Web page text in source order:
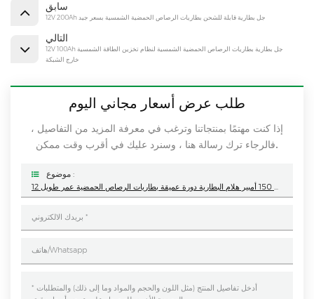
سابق
12V 200Ah جل بطارية قابلة للشحن بطاريات الرصاص الحمضية الشمسية بسعر جيد
التالي
12V 100Ah جل بطارية بطاريات الرصاص الحمضية الشمسية لنظام تخزين الطاقة الشمسية
خارج الشبكة
طلب عرض أسعار مجاني اليوم
إذا كنت مهتمًا بمنتجاتنا وترغب في معرفة المزيد من التفاصيل ،
فالرجاء ترك رسالة هنا ، وسنرد عليك في أقرب وقت ممكن.
موضوع :